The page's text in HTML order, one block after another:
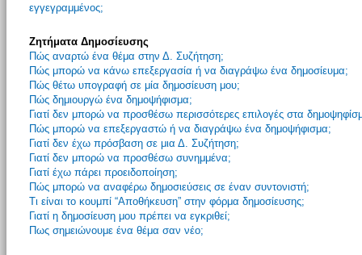
εγγεγραμμένος;
Ζητήματα Δημοσίευσης
Πώς αναρτώ ένα θέμα στην Δ. Συζήτηση;
Πώς μπορώ να κάνω επεξεργασία ή να διαγράψω ένα δημοσίευμα;
Πώς θέτω υπογραφή σε μία δημοσίευση μου;
Πώς δημιουργώ ένα δημοψήφισμα;
Γιατί δεν μπορώ να προσθέσω περισσότερες επιλογές στα
Πώς μπορώ να επεξεργαστώ ή να διαγράψω ένα δημοψήφισμα;
Γιατί δεν έχω πρόσβαση σε μια Δ. Συζήτηση;
Γιατί δεν μπορώ να προσθέσω συνημμένα;
Γιατί έχω πάρει προειδοποίηση;
Πώς μπορώ να αναφέρω δημοσιεύσεις σε έναν συντονιστή;
Τι είναι το κουμπί “Αποθήκευση” στην φόρμα δημοσίευσης;
Γιατί η δημοσίευση μου πρέπει να εγκριθεί;
Πως σημειώνουμε ένα θέμα σαν νέο;